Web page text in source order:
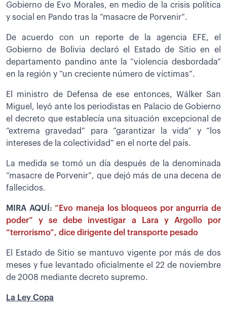
Gobierno de Evo Morales, en medio de la crisis política
y social en Pando tras la “masacre de Porvenir”.
De acuerdo con un reporte de la agencia EFE, el
Gobierno de Bolivia declaró el Estado de Sitio en el
departamento pandino ante la “violencia desbordada”
en la región y “un creciente número de víctimas”.
El ministro de Defensa de ese entonces, Wálker San
Miguel, leyó ante los periodistas en Palacio de Gobierno
el decreto que establecía una situación excepcional de
“extrema gravedad” para “garantizar la vida” y “los
intereses de la colectividad” en el norte del país.
La medida se tomó un día después de la denominada
“masacre de Porvenir”, que dejó más de una decena de
fallecidos.
MIRA AQUÍ:“Evo maneja los bloqueos por angurria de
poder” y se debe investigar a Lara y Argollo por
“terrorismo”, dice dirigente del transporte pesado
El Estado de Sitio se mantuvo vigente por más de dos
meses y fue levantado oficialmente el 22 de noviembre
de 2008 mediante decreto supremo.
La Ley Copa